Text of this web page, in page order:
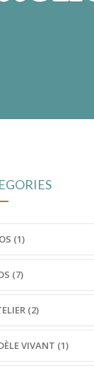
(1)
(7)
(2)
VIVANT (1)